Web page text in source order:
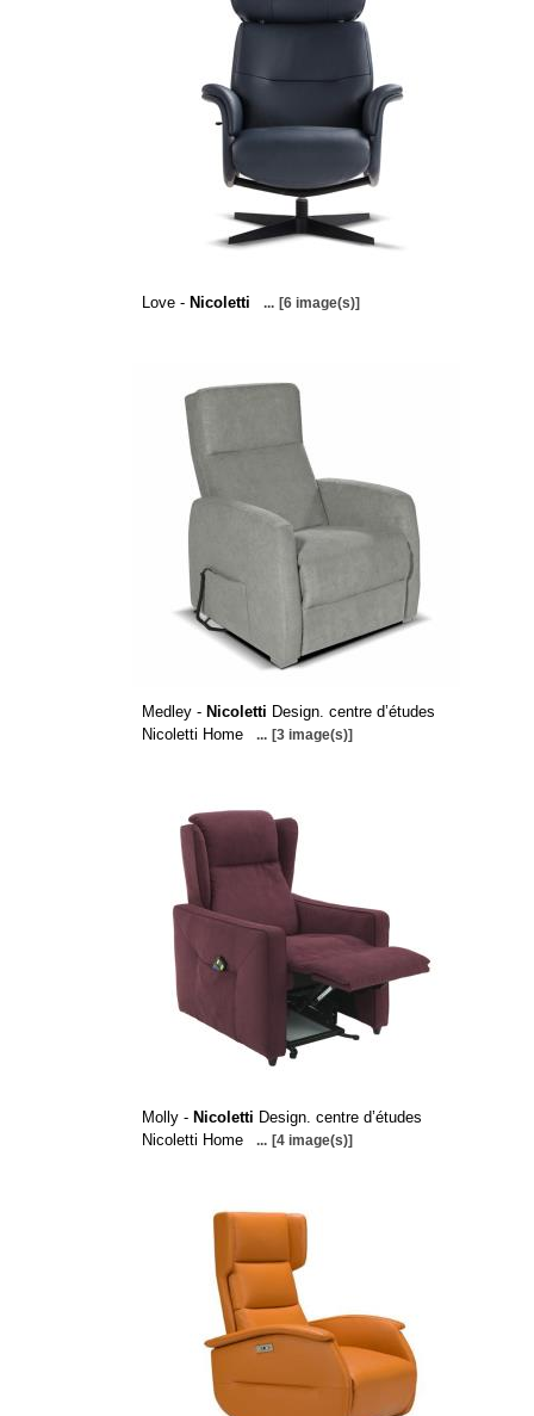
Love - Nicoletti ... [6 image(s)]
Medley - Nicoletti Design. centre d’études
Nicoletti Home
... [3 image(s)]
Molly - Nicoletti Design. centre d’études
Nicoletti Home
... [4 image(s)]